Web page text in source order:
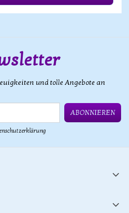
und tolle Angebote an
ABONNIEREN